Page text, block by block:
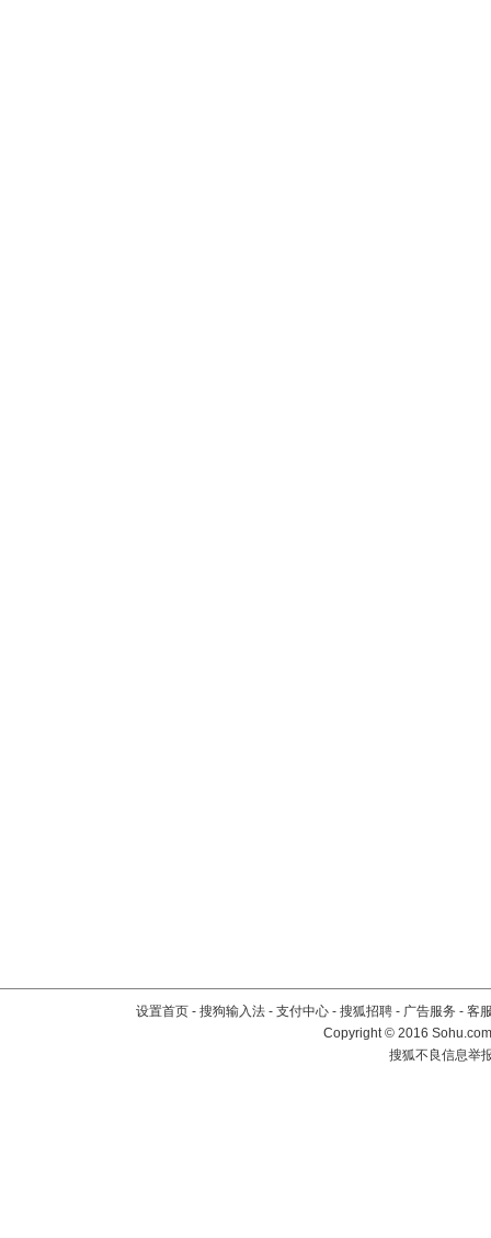
设置首页 - 搜狗输入法 - 支付中心 - 搜狐招聘 - 广告服务 - 客
Copyright©2016
搜狐不良信息举